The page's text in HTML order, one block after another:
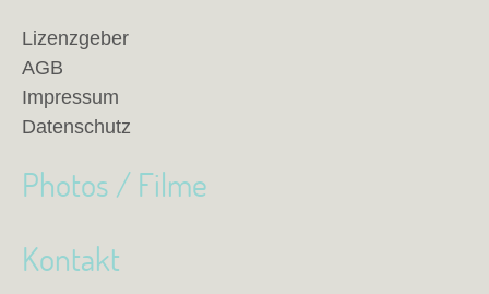
Lizenzgeber
AGB
Impressum
Datenschutz
Photos / Filme
Kontakt